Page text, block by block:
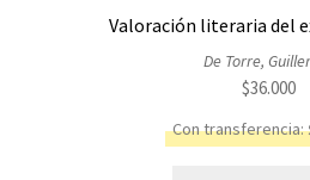
Valoración literaria del
De Torre,
$36.000
Con transferencia: